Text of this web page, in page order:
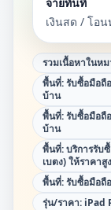
เงินสด / โอ
รวมเนื้อหาในห
พื้นที่:รับซื้อมือถื
บ้าน
พื้นที่:รับซื้อมือถื
บ้าน
พื้นที่:บริการรับ
เบตง) ให้ราคา
พื้นที่:รับซื้อมือถื
รุ่น/ราคา: iPad